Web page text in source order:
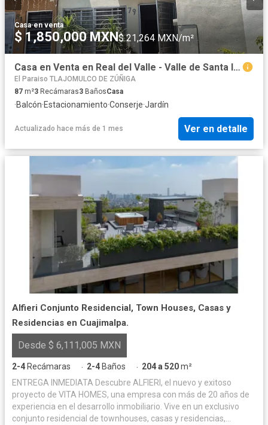
Casa·en venta
$ 1,850,000 MXN$ 21,264 MXN/m²
Casa en Venta en Real del Valle - Valle de Santa Ines 79
El Paraiso TLAJOMULCO DE ZÚÑIGA
87 m²3 Recámaras3 BañosCasa
·Balcón·Estacionamiento·Conserje·Jardín
Actualizado hace más de 1 mes Ver en detalle
Alfieri Conjunto Residencial, Town Houses, Casas y
Residencias en Cuajimalpa.
Desde $ 6,111,005 MXN
2-4 Recámaras · 2-4 Baños · 204 a 520m²
ENTREGA INMEDIATA Descubre ALFIERI, el nuevo y exitoso
proyecto de VITA HOMES, una empresa con más de 20 años de
experiencia en el desarrollo inmobiliario. Vive en un exclusivo
conjunto residencial de townhouses, casas y residencias,